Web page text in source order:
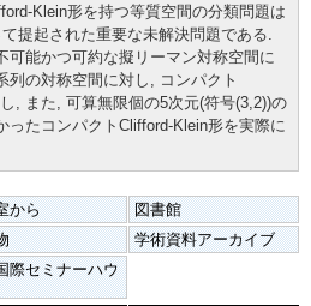
Klein形を持つ等質空間の分類問題は
提起された重要な未解決問題である.
可能かつ可約な擬リーマン対称空間に
列の対称空間に対し, コンパクト
, また, 可算無限個の5次元(符号(3,2))の
ったコンパクトClifford-Klein形を実際に
から
図書館
学術資料アーカイブ
際セミナーハウ